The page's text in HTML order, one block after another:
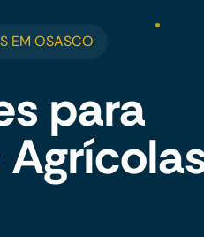
EM OSASCO
para